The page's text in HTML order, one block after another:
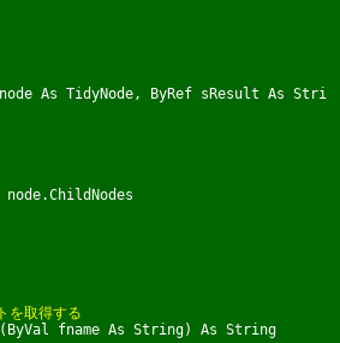
As TidyNode, ByRef sResult As Stri
を取得する
fname As String) As String